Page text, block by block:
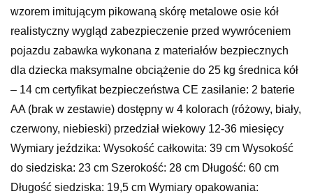
wzorem imitującym pikowaną skórę metalowe osie kół
realistyczny wygląd zabezpieczenie przed wywróceniem
pojazdu zabawka wykonana z materiałów bezpiecznych
dla dziecka maksymalne obciążenie do 25 kg średnica kół
– 14 cm certyfikat bezpieczeństwa CE zasilanie: 2 baterie
AA (brak w zestawie) dostępny w 4 kolorach (różowy, biały,
czerwony, niebieski) przedział wiekowy 12-36 miesięcy
Wymiary jeździka: Wysokość całkowita: 39 cm Wysokość
do siedziska: 23 cm Szerokość: 28 cm Długość: 60 cm
Długość siedziska: 19,5 cm Wymiary opakowania: